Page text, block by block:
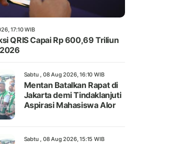
17:10 WIB
QRIS Capai Rp 600,69 Triliun
Sabtu , 08 Aug 2026, 16:10 WIB
Mentan Batalkan Rapat di
Jakarta demi Tindaklanjuti
Aspirasi Mahasiswa Alor
Sabtu , 08 Aug 2026, 15:15 WIB